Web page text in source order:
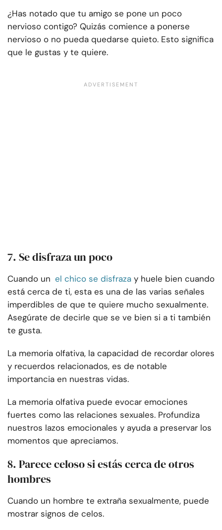
¿Has notado que tu amigo se pone un poco
nervioso contigo? Quizás comience a ponerse
nervioso o no pueda quedarse quieto. Esto significa
que le gustas y te quiere.
7. Se disfraza un poco
Cuando un el chico se disfraza y huele bien cuando
está cerca de ti, esta es una de las varias señales
imperdibles de que te quiere mucho sexualmente.
Asegúrate de decirle que se ve bien si a ti también
te gusta.
La memoria olfativa, la capacidad de recordar olores
y recuerdos relacionados, es de notable
importancia en nuestras vidas.
La memoria olfativa puede evocar emociones
fuertes como las relaciones sexuales. Profundiza
nuestros lazos emocionales y ayuda a preservar los
momentos que apreciamos.
8. Parece celoso si estás cerca de otros
hombres
Cuando un hombre te extraña sexualmente, puede
mostrar signos de celos.